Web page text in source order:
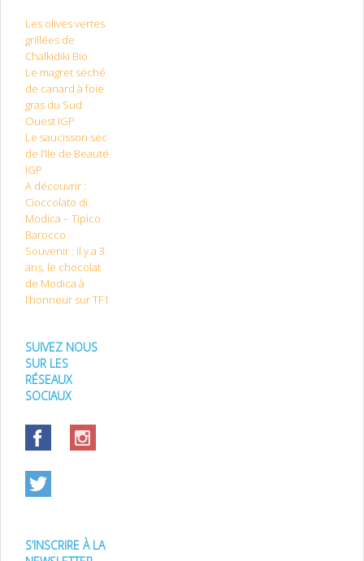
Les olives vertes
grillées de
Chalkidiki Bio
Le magret séché
de canard à foie
gras du Sud
Ouest IGP
Le saucisson sec
de l’Ile de Beauté
IGP
A découvrir :
Cioccolato di
Modica – Tipico
Barocco
Souvenir : il y a 3
ans, le chocolat
de Modica à
l’honneur sur TF1
SUIVEZ NOUS
SUR LES
RÉSEAUX
SOCIAUX
S’INSCRIRE À LA